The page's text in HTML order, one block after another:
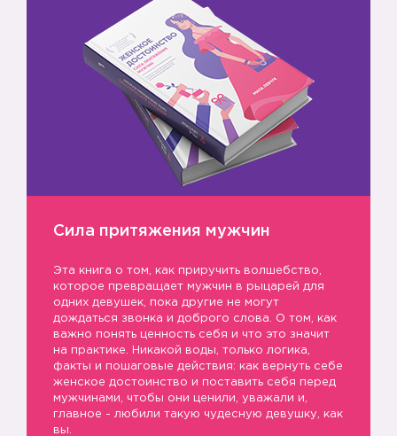
Сила притяжения мужчин
Эта книга о том, как приручить волшебство,
которое превращает мужчин в рыцарей для
одних девушек, пока другие не могут
дождаться звонка и доброго слова. О том, как
важно понять ценность себя и что это значит
на практике. Никакой воды, только логика,
факты и пошаговые действия: как вернуть себе
женское достоинство и поставить себя перед
мужчинами, чтобы они ценили, уважали и,
главное - любили такую чудесную девушку, как
вы.